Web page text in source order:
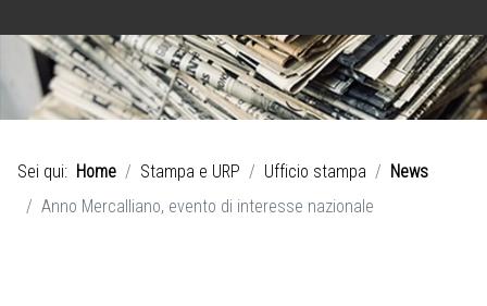
Sei qui: Home Stampa e URP Ufficio stampa
News
Anno Mercalliano, evento di interesse nazionale